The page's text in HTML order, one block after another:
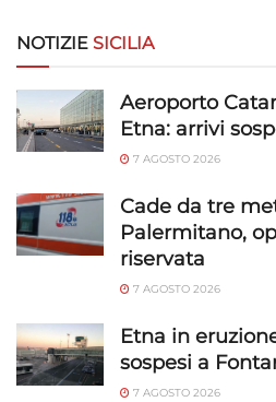
NOTIZIE SICILIA
Aeroporto
Etna: arrivi
7 AGOSTO 2026
Cade da tre
Palermitano,
riservata
7 AGOSTO 2026
Etna in
sospesi a
7 AGOSTO 2026